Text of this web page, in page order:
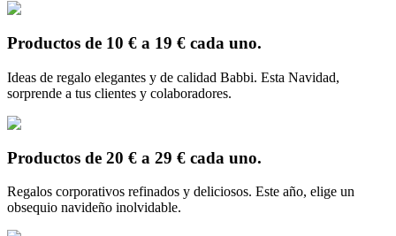
Productos de 10 € a 19 € cada uno.
Ideas de regalo elegantes y de calidad Babbi. Esta Navidad,
sorprende a tus clientes y colaboradores.
Productos de 20 € a 29 € cada uno.
Regalos corporativos refinados y deliciosos. Este año, elige un
obsequio navideño inolvidable.